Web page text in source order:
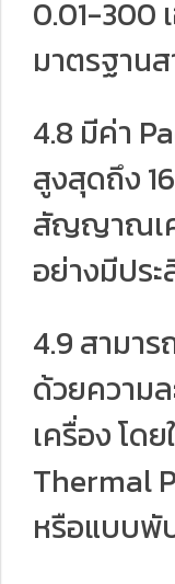
0.01-300
มาตรฐาน
4.8 มีค่า
สูงสุดถึง
สัญญาณเค
อย่างมีปร
4.9 สามา
ด้วยความ
เครื่อง โด
Thermal
หรือแบบพั